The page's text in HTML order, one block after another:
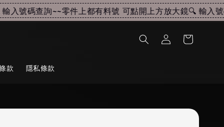
號碼查詢~~零件上都有料號 可點開上方放大鏡🔍 輸入號碼
款 隱私條款